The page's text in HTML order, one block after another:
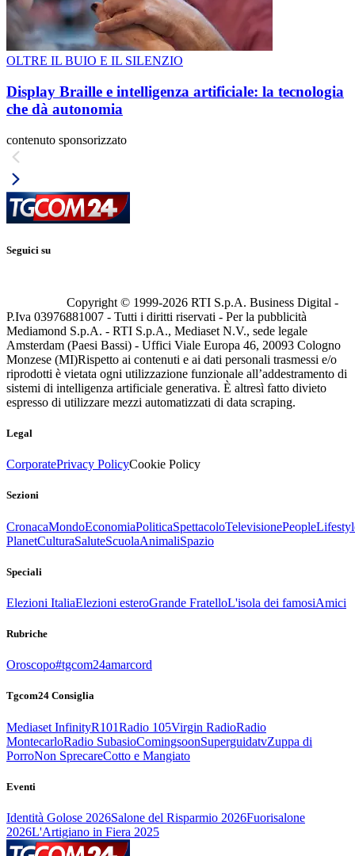
OLTRE IL BUIO E IL SILENZIO
Display Braille e intelligenza artificiale: la tecnologia
che dà autonomia
contenuto sponsorizzato
Seguici su
Copyright © 1999-2026 RTI S.p.A. Business Digital -
P.Iva 03976881007 - Tutti i diritti riservati - Per la pubblicità
Mediamond S.p.A. - RTI S.p.A., Mediaset N.V., sede legale
Amsterdam (Paesi Bassi) - Uffici Viale Europa 46, 20093 Cologno
Monzese (MI)Rispetto ai contenuti e ai dati personali trasmessi e/o
riprodotti è vietata ogni utilizzazione funzionale all’addestramento di
sistemi di intelligenza artificiale generativa. È altresì fatto divieto
espresso di utilizzare mezzi automatizzati di data scraping.
Legal
CorporatePrivacy PolicyCookie Policy
Sezioni
CronacaMondoEconomiaPoliticaSpettacoloTelevisionePeople
PlanetCulturaSaluteScuolaAnimaliSpazio
Speciali
Elezioni ItaliaElezioni esteroGrande FratelloL'isola dei famosiAmici
Rubriche
Oroscopo#tgcom24amarcord
Tgcom24 Consiglia
Mediaset InfinityR101Radio 105Virgin RadioRadio
MontecarloRadio SubasioComingsoonSuperguidatvZuppa di
PorroNon SprecareCotto e Mangiato
Eventi
Identità Golose 2026Salone del Risparmio 2026Fuorisalone
2026L'Artigiano in Fiera 2025